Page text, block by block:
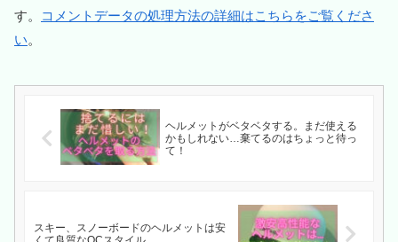
す。
コメントデータの処理方法の詳細はこちらをご覧くださ
い。
ヘルメットがベタベタする。まだ使える
かもしれない…棄てるのはちょっと待っ
て！
スキー、スノーボードのヘルメットは安